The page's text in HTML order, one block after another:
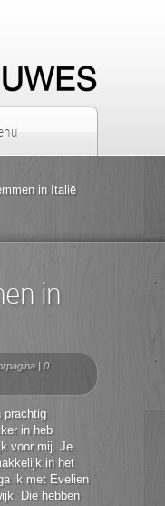
in Italië
in
| 0
prachtig
in heb
voor mij. Je
in het
ik met Evelien
Die hebben